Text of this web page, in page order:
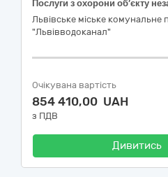
Львівське міське комунальне
"Львівводоканал"
Очікувана вартість
854 410,00 UAH
з ПДВ
Дивитись